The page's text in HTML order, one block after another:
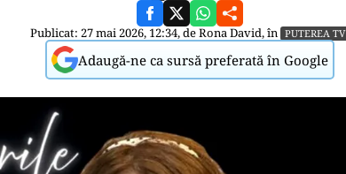
Publicat: 27 mai 2026, 12:34, deRona David, în PUTEREA TV
Adaugă-ne ca sursă preferată în Google